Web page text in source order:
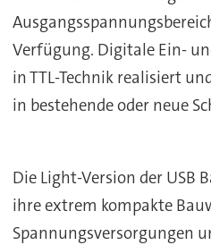
Verfügung. Digitale Ein-
in TTL-Technik realisiert
in bestehende oder neue
Die Light-Version der USB
ihre extrem kompakte
Spannungsversorgungen